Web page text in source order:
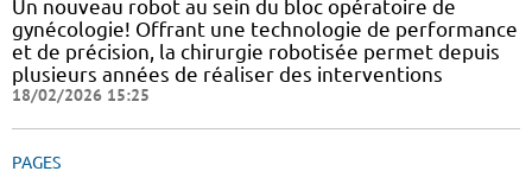
Un nouveau robot au sein du bloc opératoire de
gynécologie! Offrant une technologie de performance
et de précision, la chirurgie robotisée permet depuis
plusieurs années de réaliser des interventions
18/02/2026 15:25
PAGES